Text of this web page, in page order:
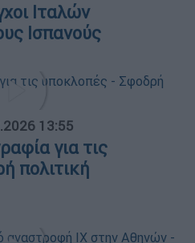
Ιταλών
Ισπανούς
13:55
για τις
πολιτική